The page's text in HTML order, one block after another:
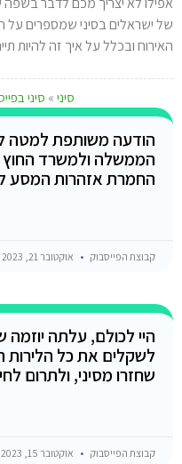
של ישראלים בסיני שמספרים על
האירוח ובכלל על איך זה להיות
סיני » סיני
הודעה משותפת למטה
הממשלה ולמשרד החוץ
החמרת אזהרות המסע
קבוצת הפייסבוק אוקטובר 21, 2023
היי לכולם, עלתה
לשקלים את כל הלירות
שחזרו מסיני, ולתרום
קבוצת הפייסבוק אוקטובר 15, 2023